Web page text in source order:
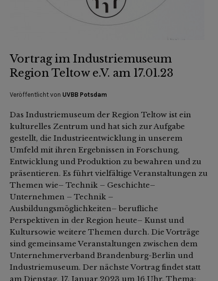
Vortrag im Industriemuseum
Region Teltow e.V. am 17.01.23
Veröffentlicht von UVBB Potsdam
Das Industriemuseum der Region Teltow ist ein
kulturelles Zentrum und hat sich zur Aufgabe
gestellt, die Industrieentwicklung in unserem
Umfeld mit ihren Ergebnissen in Forschung,
Entwicklung und Produktion zu bewahren und zu
präsentieren. Es führt vielfältige Veranstaltungen zu
Themen wie– Technik – Geschichte–
Unternehmen – Technik –
Ausbildungsmöglichkeiten– berufliche
Perspektiven in der Region heute– Kunst und
Kultursowie weitere Themen durch. Die Vorträge
sind gemeinsame Veranstaltungen zwischen dem
Unternehmerverband Brandenburg-Berlin und
Industriemuseum. Der nächste Vortrag findet statt
am Dienstag, 17. Januar 2023 um 16 Uhr. Thema: